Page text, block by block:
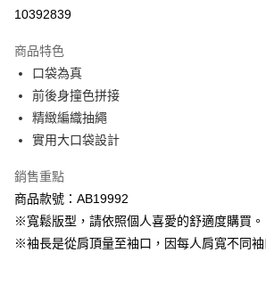
萊爾富取貨付款
付款後萊爾富取貨
每筆NT$60，滿NT$1,000(含以上)免運費
7-11取貨付款
每筆NT$60，滿NT$1,000(含以上)免運費
付款後7-11取貨
每筆NT$60，滿NT$1,000(含以上)免運費
宅配
10392839
商品特色
口袋為真
前後身撞色拼接
精緻編織抽繩
實用大口袋設計
銷售重點
商品款號：AB19992
※寬鬆版型，請依照個人喜愛的舒適度購買。
※袖長是從肩頂量至袖口，因每人肩寬不同袖